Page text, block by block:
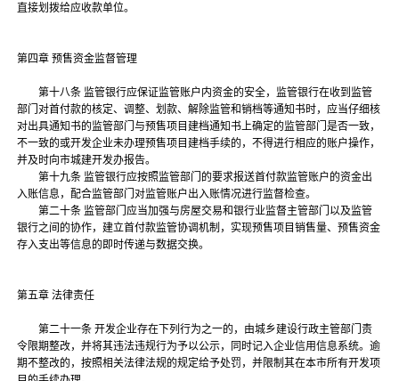
直接划拨给应收款单位。
第四章 预售资金监督管理
第十八条 监管银行应保证监管账户内资金的安全，监管银行在收到监管
部门对首付款的核定、调整、划款、解除监管和销档等通知书时，应当仔细核
对出具通知书的监管部门与预售项目建档通知书上确定的监管部门是否一致，
不一致的或开发企业未办理预售项目建档手续的，不得进行相应的账户操作，
并及时向市城建开发办报告。
第十九条 监管银行应按照监管部门的要求报送首付款监管账户的资金出
入账信息，配合监管部门对监管账户出入账情况进行监督检查。
第二十条 监管部门应当加强与房屋交易和银行业监督主管部门以及监管
银行之间的协作，建立首付款监管协调机制，实现预售项目销售量、预售资金
存入支出等信息的即时传递与数据交换。
第五章 法律责任
第二十一条 开发企业存在下列行为之一的，由城乡建设行政主管部门责
令限期整改，并将其违法违规行为予以公示，同时记入企业信用信息系统。逾
期不整改的，按照相关法律法规的规定给予处罚，并限制其在本市所有开发项